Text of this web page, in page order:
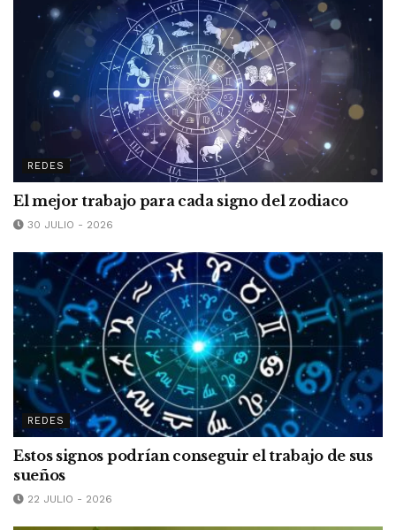
REDES
El mejor trabajo para cada signo del zodiaco
30 JULIO - 2026
REDES
Estos signos podrían conseguir el trabajo de sus
sueños
22 JULIO - 2026